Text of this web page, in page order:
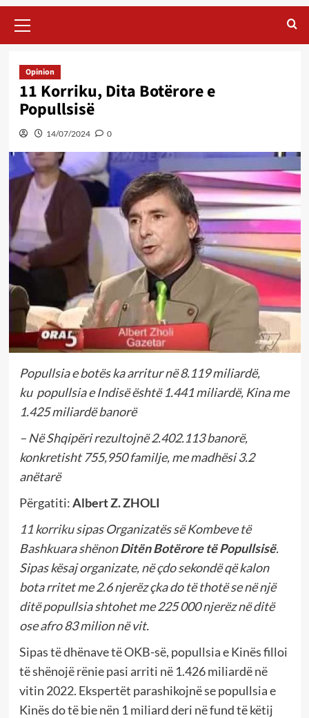
Menu
Opinion
11 Korriku, Dita Botërore e
Popullsisë
14/07/2024 0
Popullsia e botës ka arritur në 8.119 miliardë,
ku popullsia e Indisë është 1.441 miliardë, Kina me
1.425 miliardë banorë
– Në Shqipëri rezultojnë 2.402.113 banorë,
konkretisht 755,950 familje, me madhësi 3.2
anëtarë
Përgatiti:Albert Z. ZHOLI
11 korrikusipas Organizatës së Kombeve të
Bashkuara shënonDitën Botërore të Popullsisë.
Sipas kësaj organizate, në çdo sekondë që kalon
bota rritet me 2.6 njerëz çka do të thotë se në një
ditë popullsia shtohet me 225 000 njerëz në ditë
ose afro 83 milion në vit.
Sipas të dhënave të OKB-së, popullsia e Kinës filloi
të shënojë rënie pasi arriti në 1.426 miliardë në
vitin 2022. Ekspertët parashikojnë se popullsia e
Kinës do të bie nën 1 miliard deri në fund të këtij